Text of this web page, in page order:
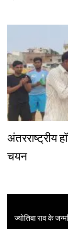
अंतरराष्ट्रीय
चयन
navigation
ज्योतिबा राव के